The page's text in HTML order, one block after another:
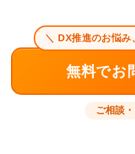
＼ DX推進のお悩み
無料でお
ご相談